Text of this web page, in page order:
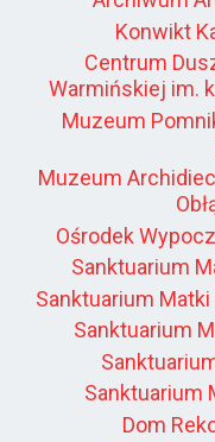
Konwikt
Centrum
Warmińskiej im.
Muzeum
Muzeum
Ośrodek
Sanktuarium
Sanktuarium
Sanktuarium
Sanktuarium
Dom